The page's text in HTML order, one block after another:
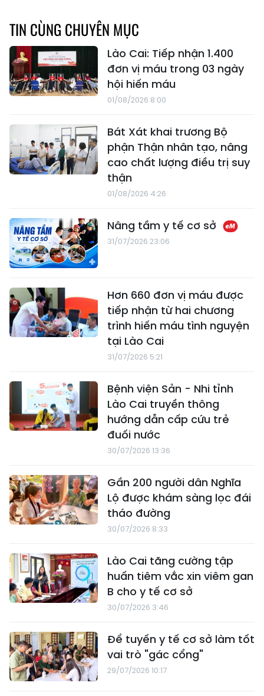
TIN CÙNG CHUYÊN MỤC
Lào Cai: Tiếp nhận 1.400
đơn vị máu trong 03 ngày
hội hiến máu
01/08/2026 8:00
Bát Xát khai trương Bộ
phận Thận nhân tạo, nâng
cao chất lượng điều trị suy
thận
01/08/2026 4:26
Nâng tầm y tế cơ sở
31/07/2026 23:06
Hơn 660 đơn vị máu được
tiếp nhận từ hai chương
trình hiến máu tình nguyện
tại Lào Cai
31/07/2026 5:21
Bệnh viện Sản - Nhi tỉnh
Lào Cai truyền thông
hướng dẫn cấp cứu trẻ
đuối nước
30/07/2026 13:36
Gần 200 người dân Nghĩa
Lộ được khám sàng lọc đái
tháo đường
30/07/2026 8:33
Lào Cai tăng cường tập
huấn tiêm vắc xin viêm gan
B cho y tế cơ sở
30/07/2026 3:46
Để tuyến y tế cơ sở làm tốt
vai trò "gác cổng"
29/07/2026 10:17